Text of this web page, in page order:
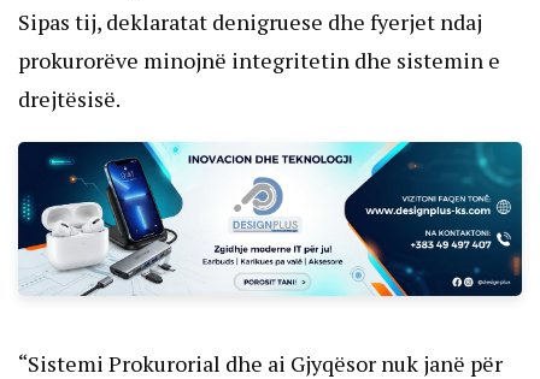
Sipas tij, deklaratat denigruese dhe fyerjet ndaj
prokurorëve minojnë integritetin dhe sistemin e
drejtësisë.
“Sistemi Prokurorial dhe ai Gjyqësor nuk janë për